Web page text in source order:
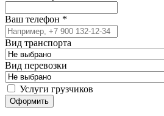
Ваш телефон *
Вид транспорта
Вид перевозки
Услуги грузчиков